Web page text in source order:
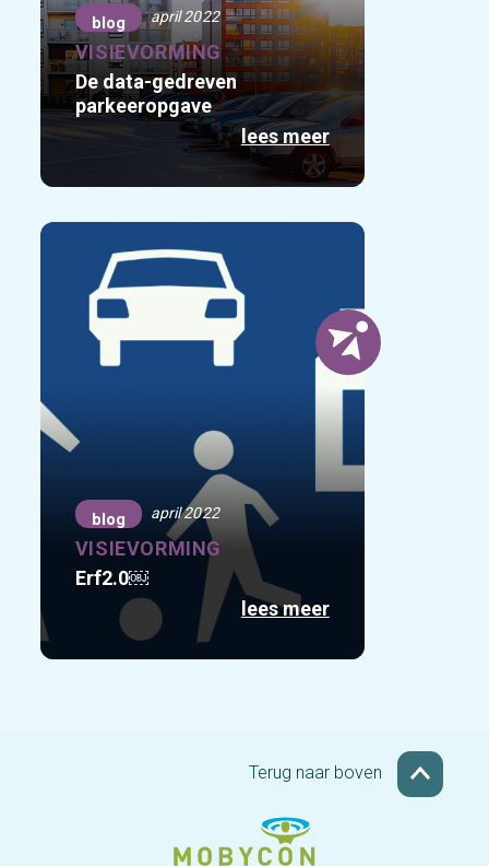
blog april 2022
VISIEVORMING
De data-gedreven
parkeeropgave
lees meer
blog april 2022
VISIEVORMING
Erf2.0￼
lees meer
Terug naar boven